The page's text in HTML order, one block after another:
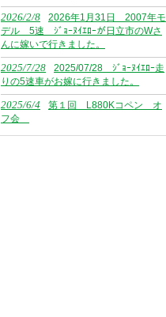
2026/2/8
2026年1月31日 2007年モ
デル 5速 ｼﾞｮｰﾇｲｴﾛｰが日立市のWさ
んに嫁いで行きました。
2025/7/28
2025/07/28 ｼﾞｮｰﾇｲｴﾛｰ走
りの5速車がお嫁に行きました。
2025/6/4
第１回 L880Kコペン オ
フ会